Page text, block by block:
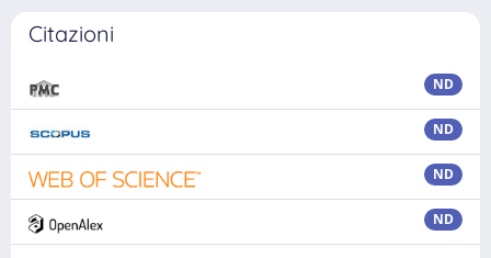
Citazioni
ND
ND
ND
ND